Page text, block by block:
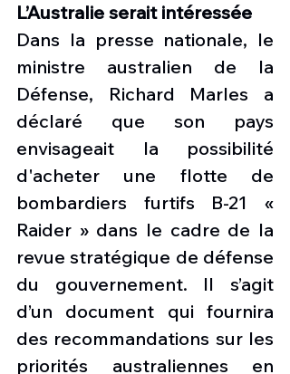
L’Australie serait intéressée
Dans la presse nationale, le
ministre australien de la
Défense, Richard Marles a
déclaré que son pays
envisageait la possibilité
d'acheter une flotte de
bombardiers furtifs B-21 «
Raider » dans le cadre de la
revue stratégique de défense
du gouvernement. Il s’agit
d’un document qui fournira
des recommandations sur les
priorités australiennes en